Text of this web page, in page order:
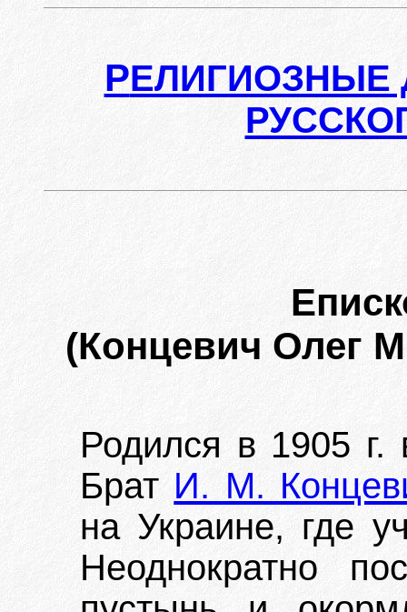
РЕЛИГИОЗНЫЕ
(Концевич Олег
Родился в 1905
Брат И. М.
на Украине, где
Неоднократно